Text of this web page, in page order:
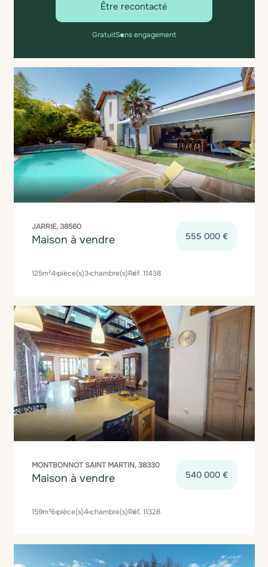
Être recontacté
GratuitSans engagement
JARRIE, 38560
Maison à vendre 555 000 €
125m²4 pièce(s)3 chambre(s)Réf. 11438
MONTBONNOT SAINT MARTIN, 38330
Maison à vendre 540 000 €
159m²6 pièce(s)4 chambre(s)Réf. 11328